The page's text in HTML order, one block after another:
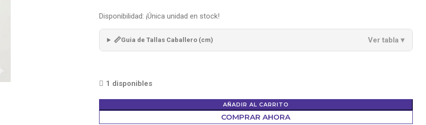
Disponibilidad: ¡Única unidad en stock!
📏Guia de Tallas Caballero (cm) Ver tabla ▾
1 disponibles
AÑADIR AL CARRITO
COMPRAR AHORA